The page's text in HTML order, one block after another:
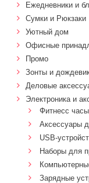
Ежедневники и
Сумки и Рюкзаки
Уютный дом
Офисные
Промо
Зонты и
Деловые
Электроника и
Фитнесс часы
Аксессуары
USB-
Наборы для
Зарядные